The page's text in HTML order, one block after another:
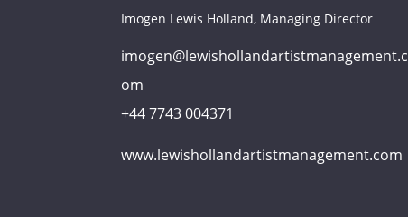
Imogen Lewis Holland, Managing Director
imogen@lewishollandartistmanagement.c
om
+44 7743 004371
www.lewishollandartistmanagement.com